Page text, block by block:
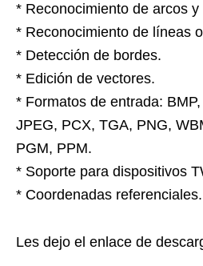
* Reconocimiento de arcos y
* Reconocimiento de líneas
* Detección de bordes.
* Edición de vectores.
* Formatos de entrada:
JPEG, PCX, TGA, PNG,
PGM, PPM.
* Soporte para dispositivos
* Coordenadas referenciales.
Les dejo el enlace de